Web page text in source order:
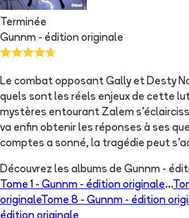
Terminée
Gunnm - édition originale
Le combat opposant Gally et Desty
quels sont les réels enjeux de cette
mystères entourant Zalem
va enfin obtenir les réponses à ses
comptes a sonné, la tragédie peut
Découvrez les albums de Gunnm -
Tome 1 - Gunnm - édition originale...
originaleTome 8 - Gunnm - édition